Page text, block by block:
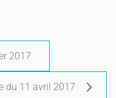
2017
du 11 avril 2017